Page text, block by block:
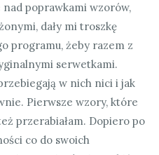
poprawkami wzorów,
dały mi troszkę
programu, żeby razem z
serwetkami.
w nich nici i jak
Pierwsze wzory, które
przerabiałam. Dopiero po
co do swoich